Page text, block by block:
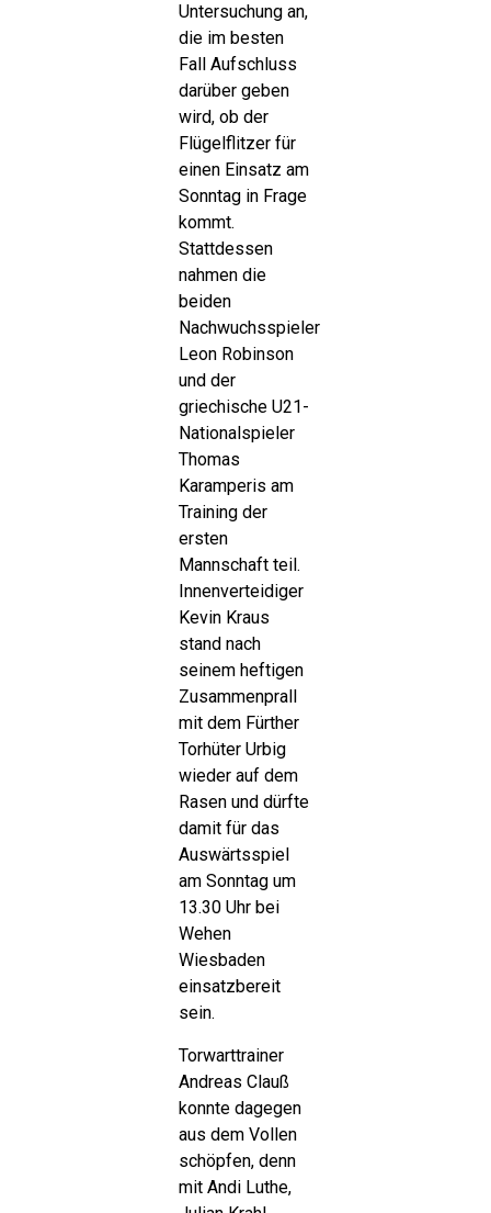
Untersuchung an,
die im besten
Fall Aufschluss
darüber geben
wird, ob der
Flügelflitzer für
einen Einsatz am
Sonntag in Frage
kommt.
Stattdessen
nahmen die
beiden
Nachwuchsspieler
Leon Robinson
und der
griechische U21-
Nationalspieler
Thomas
Karamperis am
Training der
ersten
Mannschaft teil.
Innenverteidiger
Kevin Kraus
stand nach
seinem heftigen
Zusammenprall
mit dem Fürther
Torhüter Urbig
wieder auf dem
Rasen und dürfte
damit für das
Auswärtsspiel
am Sonntag um
13.30 Uhr bei
Wehen
Wiesbaden
einsatzbereit
sein.
Torwarttrainer
Andreas Clauß
konnte dagegen
aus dem Vollen
schöpfen, denn
mit Andi Luthe,